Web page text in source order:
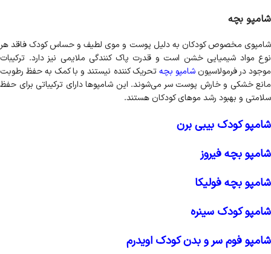
شامپو بچه
شامپوی مخصوص کودکان به دلیل پوست و موی لطیف و حساس کودک فاقد هر
نوع مواد شیمیایی خشن است و قدرت پاک کنندگی ملایمی نیز دارد. ترکیبات
موجود در فرمولاسیونشامپو بچهتحریک کننده نیستند و با کمک به حفظ رطوبت
مانع خشکی و خارش پوست سر می‌شوند. این شامپوها دارای ترکیباتی برای حفظ
سلامتی و بهبود رشد موهای کودکان هستند.
شامپو کودک بیبی برن
شامپو بچه فیروز
شامپو بچه فولیکا
شامپو کودک سینره
شامپو فوم سر و بدن کودک اویدرم